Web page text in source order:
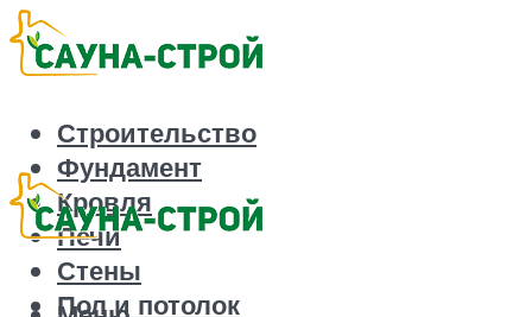
Строительство
Фундамент
Кровля
Печи
Стены
Пол и потолок